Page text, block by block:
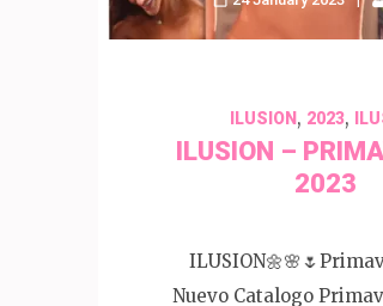
ILUSION, 2023,
ILUSION –
2023
Nuevo Catalogo